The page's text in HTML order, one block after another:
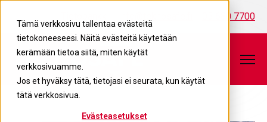
Tämä verkkosivu tallentaa evästeitä
tietokoneeseesi. Näitä evästeitä käytetään
kerämään tietoa siitä, miten käytät
verkkosivuamme.
Jos et hyväksy tätä, tietojasi ei seurata, kun käytät
tätä verkkosivua.
Evästeasetukset
05 680 7700